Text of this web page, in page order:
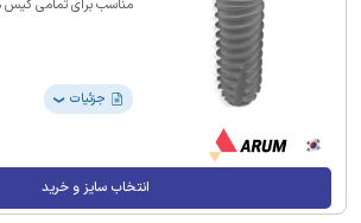
مناسب برای تمامی کیس
جزئیات ❯
انتخاب سایز و خرید